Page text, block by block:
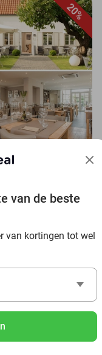
van de beste
van kortingen tot wel
20%
het strand van
9.6
Regulier €149